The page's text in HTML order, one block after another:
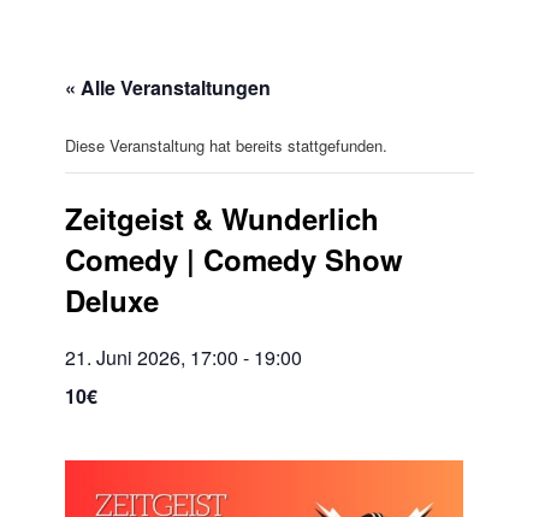
« Alle Veranstaltungen
Diese Veranstaltung hat bereits stattgefunden.
Zeitgeist & Wunderlich
Comedy | Comedy Show
Deluxe
21. Juni 2026, 17:00 - 19:00
10€